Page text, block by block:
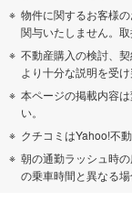
物件に関するお客様
関与いたしません。取
不動産購入の検討、
より十分な説明を受け
本ページの掲載内容
い。
クチコミはYahoo!不
朝の通勤ラッシュ時
の乗車時間と異なる場